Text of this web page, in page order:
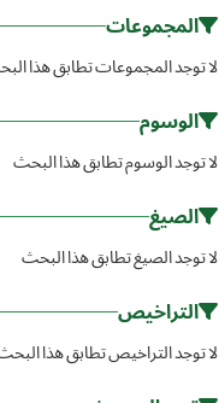
المجموعات
لا توجد المجموعات تطابق هذا
الوسوم
لا توجد الوسوم تطابق هذا البحث
الصيغ
لا توجد الصيغ تطابق هذا البحث
التراخيص
لا توجد التراخيص تطابق هذا